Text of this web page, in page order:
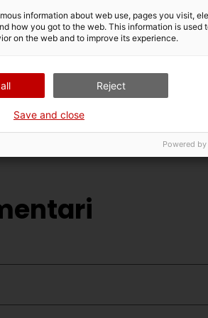
vida hagi creuat els nostres
Rosa decidís fer-nos parella
segures, no acabarem mai
gestiona el CNL de
information about web use, pages you visit,
how you got to the web. This information is used
on the web and to improve its experience.
Reject
Save and close
Powered by